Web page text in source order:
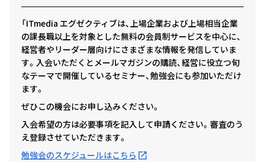
「ITmedia エグゼクティブは、上場企業および上場相当企業
の課長職以上を対象とした無料の会員制サービスを中心に、
経営者やリーダー層向けにさまざまな情報を発信していま
す。入会いただくとメールマガジンの購読、経営に役立つ旬
なテーマで開催しているセミナー、勉強会にも参加いただけ
ます。
ぜひこの機会にお申し込みください。
入会希望の方は必要事項を記入して申請ください。審査のう
え登録させていただきます。
勉強会のスケジュールはこちら